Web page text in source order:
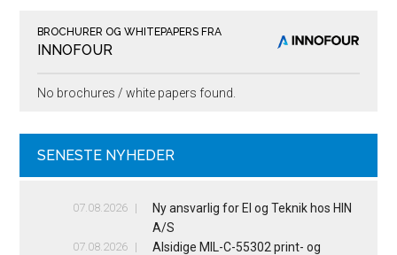
BROCHURER OG WHITEPAPERS FRA
INNOFOUR
No brochures / white papers found.
SENESTE NYHEDER
07.08.2026
Ny ansvarlig for El og Teknik hos HIN
A/S
07.08.2026
Alsidige MIL-C-55302 print- og